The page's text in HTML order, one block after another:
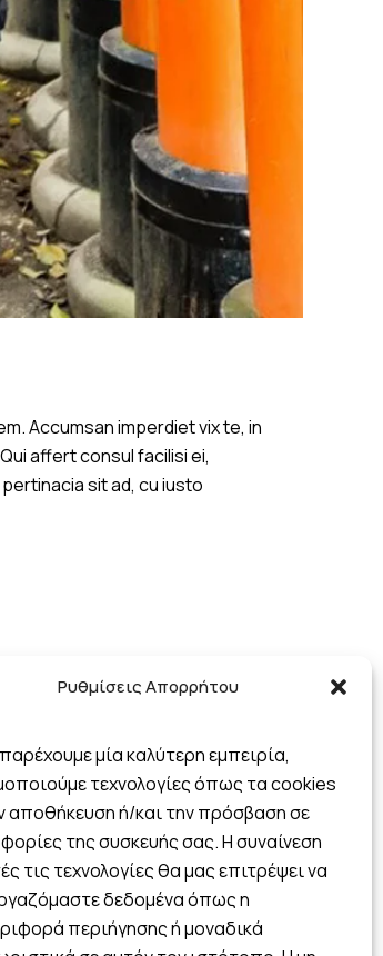
Ρυθμίσεις Απορρήτου
μία καλύτερη εμπειρία,
τεχνολογίες όπως τα cookies
αποθήκευση ή/και την πρόσβαση σε
της συσκευής σας. Η συναίνεση
τις τεχνολογίες θα μας επιτρέψει να
δεδομένα όπως η
περιήγησης ή μοναδικά
Accumsan imperdiet vix te, in
affert consul facilisi ei,
sit ad, cu iusto
us